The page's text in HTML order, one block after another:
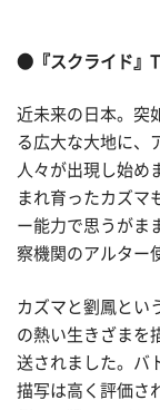
●『スクライド』
近未来の日本。突
る広大な大地に、
人々が出現し始め
まれ育ったカズマ
ー能力で思うがま
察機関のアルター
カズマと劉鳳とい
の熱い生きざまを
送されました。バ
描写は高く評価さ